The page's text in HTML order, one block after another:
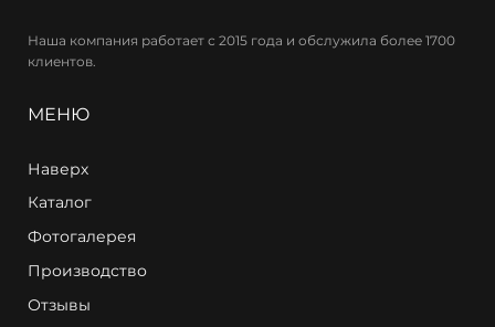
Наша компания работает с 2015 года и обслужила более 1700
клиентов.
МЕНЮ
Наверх
Каталог
Фотогалерея
Производство
Отзывы